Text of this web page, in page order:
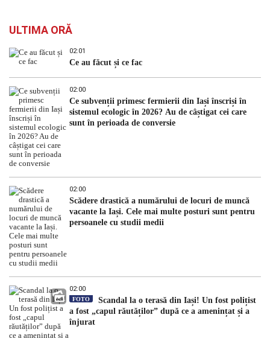
ULTIMA ORĂ
02:01
Ce au făcut și ce fac
02:00
Ce subvenții primesc fermierii din Iași înscriși în
sistemul ecologic în 2026? Au de câștigat cei care
sunt în perioada de conversie
02:00
Scădere drastică a numărului de locuri de muncă
vacante la Iași. Cele mai multe posturi sunt pentru
persoanele cu studii medii
02:00
FOTO
Scandal la o terasă din Iași! Un fost polițist
a fost „capul răutăților” după ce a amenințat și a
înjurat